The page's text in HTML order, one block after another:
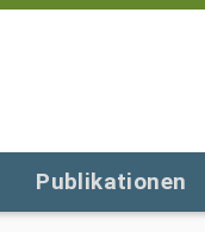
Publikationen